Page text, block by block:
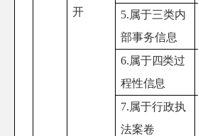
开
5.属于三类内
部事务信息
6.属于四类过
程性信息
7.属于行政执
法案卷